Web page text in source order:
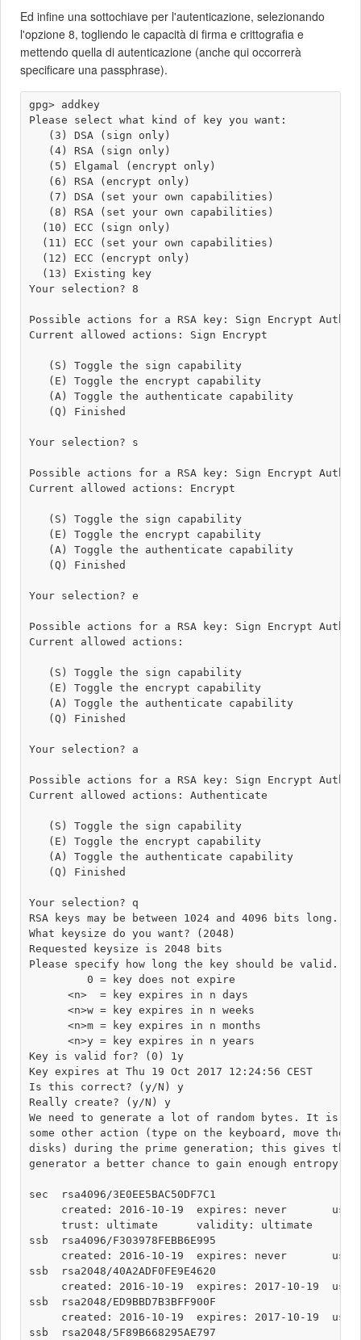
Ed infine una sottochiave per l'autenticazione, selezionando
l'opzione 8, togliendo le capacità di firma e crittografia e
mettendo quella di autenticazione (anche qui occorrerà
specificare una passphrase).
gpg> addkey
Please select what kind of key you want:
   (3) DSA (sign only)
   (4) RSA (sign only)
   (5) Elgamal (encrypt only)
   (6) RSA (encrypt only)
   (7) DSA (set your own capabilities)
   (8) RSA (set your own capabilities)
  (10) ECC (sign only)
  (11) ECC (set your own capabilities)
  (12) ECC (encrypt only)
  (13) Existing key
Your selection? 8
Possible actions for a RSA key: Sign Encrypt
Current allowed actions: Sign Encrypt
   (S) Toggle the sign capability
   (E) Toggle the encrypt capability
   (A) Toggle the authenticate capability
   (Q) Finished
Your selection? s
Possible actions for a RSA key: Sign Encrypt
Current allowed actions: Encrypt
   (S) Toggle the sign capability
   (E) Toggle the encrypt capability
   (A) Toggle the authenticate capability
   (Q) Finished
Your selection? e
Possible actions for a RSA key: Sign Encrypt
Current allowed actions:
   (S) Toggle the sign capability
   (E) Toggle the encrypt capability
   (A) Toggle the authenticate capability
   (Q) Finished
Your selection? a
Possible actions for a RSA key: Sign Encrypt
Current allowed actions: Authenticate
   (S) Toggle the sign capability
   (E) Toggle the encrypt capability
   (A) Toggle the authenticate capability
   (Q) Finished
Your selection? q
RSA keys may be between 1024 and 4096 bits long.
What keysize do you want? (2048)
Requested keysize is 2048 bits
Please specify how long the key should be valid.
         0 = key does not expire
      <n>  = key expires in n days
      <n>w = key expires in n weeks
      <n>m = key expires in n months
      <n>y = key expires in n years
Key is valid for? (0) 1y
Key expires at Thu 19 Oct 2017 12:24:56 CEST
Is this correct? (y/N) y
Really create? (y/N) y
We need to generate a lot of random bytes. It is a
some other action (type on the keyboard, move the
disks) during the prime generation; this gives the
generator a better chance to gain enough entropy.
sec  rsa4096/3E0EE5BAC50DF7C1
created: 2016-10-19  expires: never
     trust: ultimate      validity: ultimate
ssb  rsa4096/F303978FEBB6E995
created: 2016-10-19  expires: never
ssb  rsa2048/40A2ADF0FE9E4620
created: 2016-10-19  expires: 2017-10-19
ssb  rsa2048/ED9BBD7B3BFF900F
created: 2016-10-19  expires: 2017-10-19
ssb  rsa2048/5F89B668295AE797